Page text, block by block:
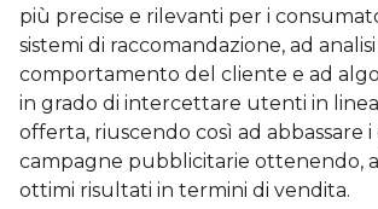
più precise e rilevanti per i
sistemi di raccomandazione, ad
comportamento del cliente e ad
in grado di intercettare utenti in
offerta, riuscendo così ad abbassare
campagne pubblicitarie ottenendo,
ottimi risultati in termini di vendita.